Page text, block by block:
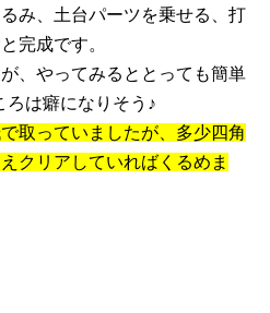
み、土台パーツを乗せる、打
完成です。
、やってみるととっても簡単
ろは癖になりそう♪
取っていましたが、多少四角
クリアしていればくるめま